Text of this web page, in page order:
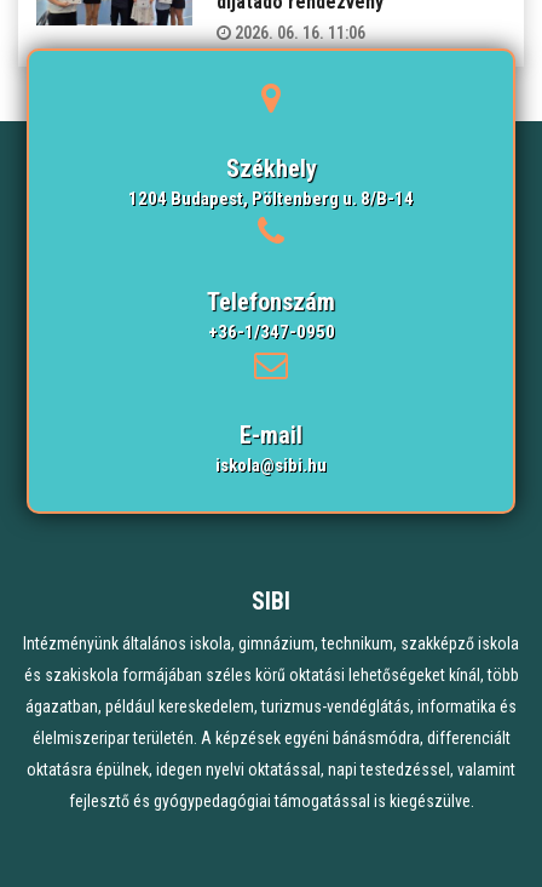
2026. 06. 16. 11:06
Székhely
1204 Budapest, Pöltenberg u. 8/B-14
Telefonszám
+36-1/347-0950
E-mail
iskola@sibi.hu
SIBI
Intézményünk általános iskola, gimnázium, technikum, szakképző iskola
és szakiskola formájában széles körű oktatási lehetőségeket kínál, több
ágazatban, például kereskedelem, turizmus-vendéglátás, informatika és
élelmiszeripar területén. A képzések egyéni bánásmódra, differenciált
oktatásra épülnek, idegen nyelvi oktatással, napi testedzéssel, valamint
fejlesztő és gyógypedagógiai támogatással is kiegészülve.